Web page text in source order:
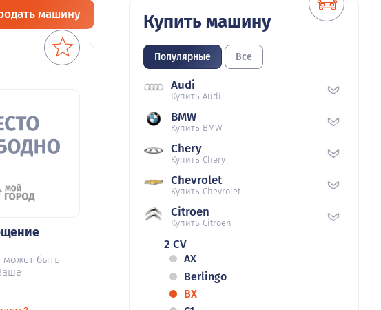
машину
может быть
Купить машину
Популярные Все
Audi
Купить Audi
BMW
Купить BMW
Chery
Купить Chery
Chevrolet
Купить Chevrolet
Citroen
Купить Citroen
2 CV
AX
Berlingo
BX